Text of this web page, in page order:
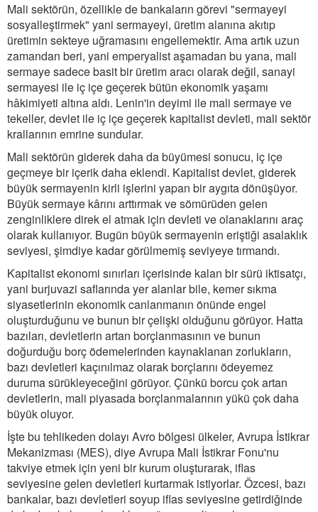
Mali sektörün, özellikle de bankaların görevi "sermayeyi
sosyalleştirmek" yani sermayeyi, üretim alanına akıtıp
üretimin sekteye uğramasını engellemektir. Ama artık uzun
zamandan beri, yani emperyalist aşamadan bu yana, mali
sermaye sadece basit bir üretim aracı olarak değil, sanayi
sermayesi ile iç içe geçerek bütün ekonomik yaşamı
hâkimiyeti altına aldı. Lenin'in deyimi ile mali sermaye ve
tekeller, devlet ile iç içe geçerek kapitalist devleti, mali sektör
krallarının emrine sundular.
Mali sektörün giderek daha da büyümesi sonucu, iç içe
geçmeye bir içerik daha eklendi. Kapitalist devlet, giderek
büyük sermayenin kirli işlerini yapan bir aygıta dönüşüyor.
Büyük sermaye kârını arttırmak ve sömürüden gelen
zenginliklere direk el atmak için devleti ve olanaklarını araç
olarak kullanıyor. Bugün büyük sermayenin eriştiği asalaklık
seviyesi, şimdiye kadar görülmemiş seviyeye tırmandı.
Kapitalist ekonomi sınırları içerisinde kalan bir sürü iktisatçı,
yani burjuvazi saflarında yer alanlar bile, kemer sıkma
siyasetlerinin ekonomik canlanmanın önünde engel
oluşturduğunu ve bunun bir çelişki olduğunu görüyor. Hatta
bazıları, devletlerin artan borçlanmasının ve bunun
doğurduğu borç ödemelerinden kaynaklanan zorlukların,
bazı devletleri kaçınılmaz olarak borçlarını ödeyemez
duruma sürükleyeceğini görüyor. Çünkü borcu çok artan
devletlerin, mali piyasada borçlanmalarının yükü çok daha
büyük oluyor.
İşte bu tehlikeden dolayı Avro bölgesi ülkeler, Avrupa İstikrar
Mekanizması (MES), diye Avrupa Mali İstikrar Fonu'nu
takviye etmek için yeni bir kurum oluşturarak, iflas
seviyesine gelen devletleri kurtarmak istiyorlar. Özcesi, bazı
bankalar, bazı devletleri soyup iflas seviyesine getirdiğinde